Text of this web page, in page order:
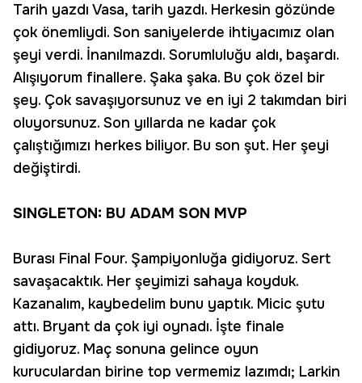
Tarih yazdı Vasa, tarih yazdı. Herkesin gözünde
çok önemliydi. Son saniyelerde ihtiyacımız olan
şeyi verdi. İnanılmazdı. Sorumluluğu aldı, başardı.
Alışıyorum finallere. Şaka şaka. Bu çok özel bir
şey. Çok savaşıyorsunuz ve en iyi 2 takımdan biri
oluyorsunuz. Son yıllarda ne kadar çok
çalıştığımızı herkes biliyor. Bu son şut. Her şeyi
değiştirdi.
SINGLETON: BU ADAM SON MVP
Burası Final Four. Şampiyonluğa gidiyoruz. Sert
savaşacaktık. Her şeyimizi sahaya koyduk.
Kazanalım, kaybedelim bunu yaptık. Micic şutu
attı. Bryant da çok iyi oynadı. İşte finale
gidiyoruz. Maç sonuna gelince oyun
kuruculardan birine top vermemiz lazımdı; Larkin